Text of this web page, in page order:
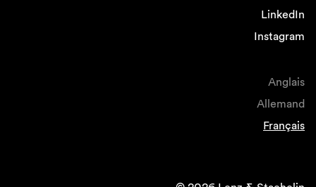
LinkedIn
Instagram
Anglais
Allemand
Français